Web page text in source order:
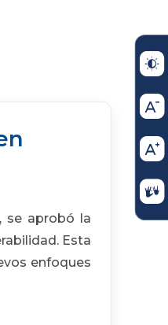
se aprobó la
Esta
enfoques